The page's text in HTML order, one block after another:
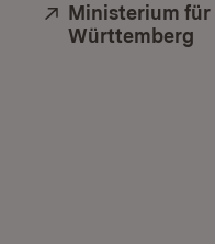
Extern:
Ministerium für
Württemberg